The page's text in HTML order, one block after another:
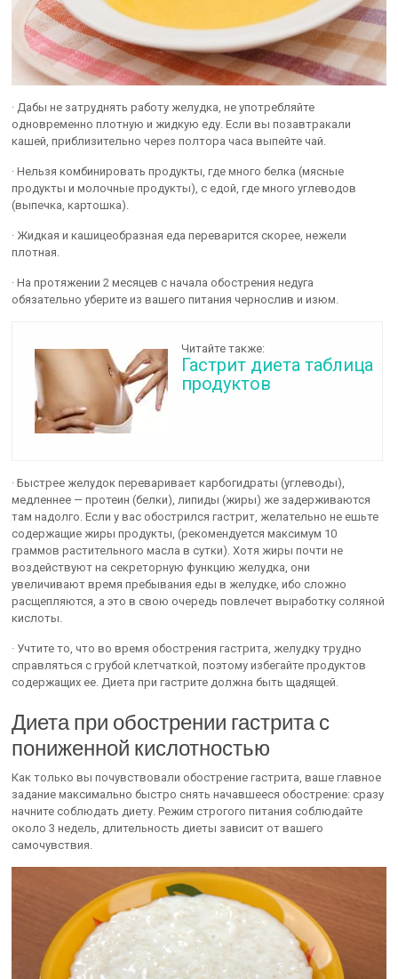
· Дабы не затруднять работу желудка, не употребляйте
одновременно плотную и жидкую еду. Если вы позавтракали
кашей, приблизительно через полтора часа выпейте чай.
· Нельзя комбинировать продукты, где много белка (мясные
продукты и молочные продукты), с едой, где много углеводов
(выпечка, картошка).
· Жидкая и кашицеобразная еда переварится скорее, нежели
плотная.
· На протяжении 2 месяцев с начала обострения недуга
обязательно уберите из вашего питания чернослив и изюм.
Читайте также:
Гастрит диета таблица
продуктов
· Быстрее желудок переваривает карбогидраты (углеводы),
медленнее — протеин (белки), липиды (жиры) же задерживаются
там надолго. Если у вас обострился гастрит, желательно не ешьте
содержащие жиры продукты, (рекомендуется максимум 10
граммов растительного масла в сутки). Хотя жиры почти не
воздействуют на секреторную функцию желудка, они
увеличивают время пребывания еды в желудке, ибо сложно
расщепляются, а это в свою очередь повлечет выработку соляной
кислоты.
· Учтите то, что во время обострения гастрита, желудку трудно
справляться с грубой клетчаткой, поэтому избегайте продуктов
содержащих ее. Диета при гастрите должна быть щадящей.
Диета при обострении гастрита с
пониженной кислотностью
Как только вы почувствовали обострение гастрита, ваше главное
задание максимально быстро снять начавшееся обострение: сразу
начните соблюдать диету. Режим строгого питания соблюдайте
около 3 недель, длительность диеты зависит от вашего
самочувствия.